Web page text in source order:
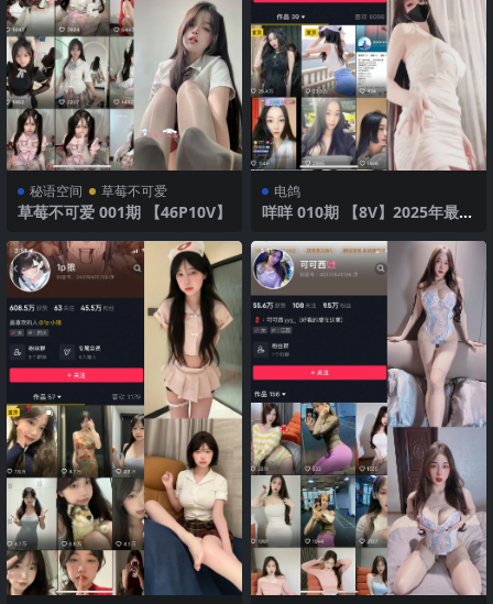
秘语空间 草莓不可爱
草莓不可爱 001期 【46P10V】
电鸽
咩咩 010期 【8V】2025年最新